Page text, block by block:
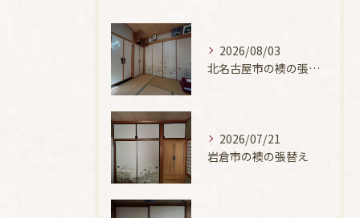
2026/08/03
北名古屋市の襖の張替え
2026/07/21
岩倉市の襖の張替え